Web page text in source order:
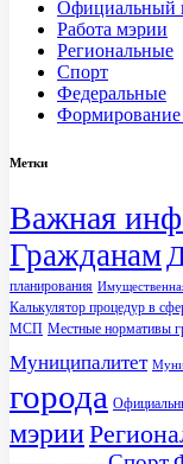
Официальный
Работа мэрии
Региональные
Спорт
Федеральные
Формирование
Метки
Важная
Гражданам
планирования
Калькулятор процедур в
МСП Местные нормативы
Муниципалитет
города
мэрии